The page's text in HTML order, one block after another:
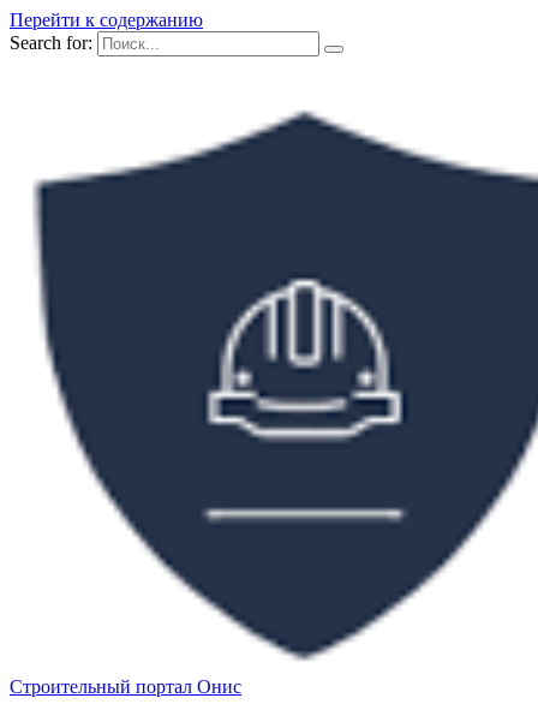
Перейти к содержанию
Search for:
Строительный портал Онис